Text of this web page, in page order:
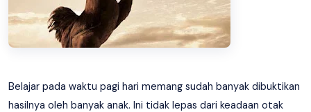
Belajar pada waktu pagi hari memang sudah banyak dibuktikan
hasilnya oleh banyak anak. Ini tidak lepas dari keadaan otak